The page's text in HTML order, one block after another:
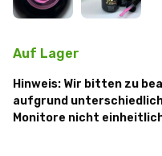
Auf Lager
Hinweis: Wir bitten zu
aufgrund
Monitore nicht